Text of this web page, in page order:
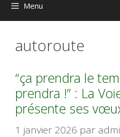
Menu
autoroute
“ça prendra le
prendra !” : La
présente ses
1 janvier 2026 par